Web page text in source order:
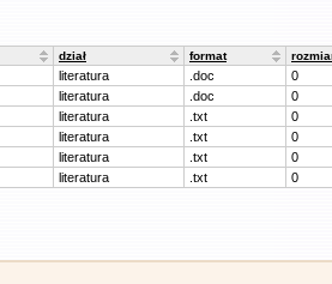
dział format
literatura .doc
0
literatura .doc
0
literatura .txt
0
literatura .txt
0
literatura .txt
0
literatura .txt 0